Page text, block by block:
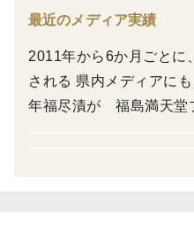
料理に爽やかな風味をプ
す！シンプルな料理にこ
てることができます。
最近のメディア実績
2011年から6か月ごと
される 県内メディアにも、
年福尽漬が 福島満天堂プレ